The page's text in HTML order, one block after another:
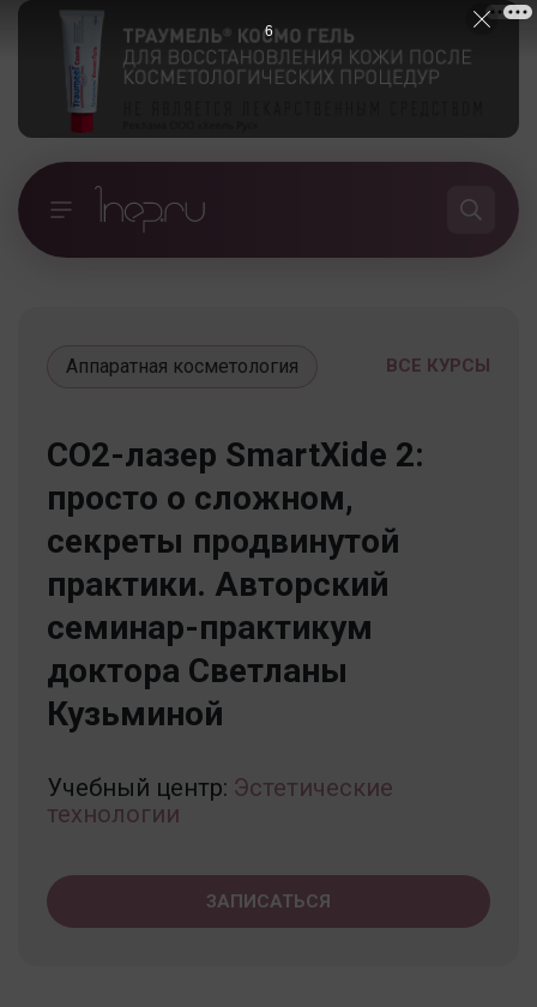
ВСЕ КУРСЫ
Аппаратная косметология
СО2-лазер SmartXide 2:
просто о сложном,
секреты продвинутой
практики. Авторский
семинар-практикум
доктора Светланы
Кузьминой
Учебный центр: Эстетические
технологии
ЗАПИСАТЬСЯ
5